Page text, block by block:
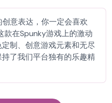
意表达，你一定会喜欢
款在Spunky游戏上的激动
制、创意游戏元素和无尽
了我们平台独有的乐趣精